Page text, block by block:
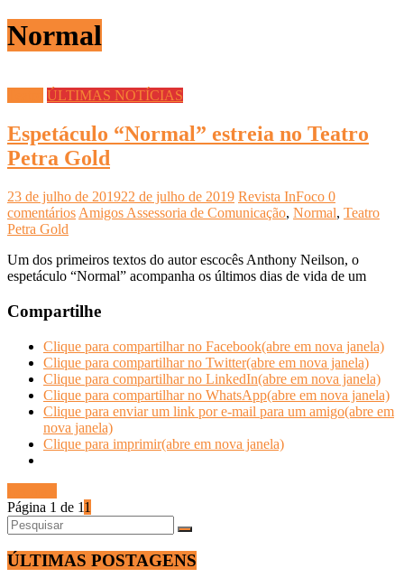
Normal
ÚLTIMAS NOTÍCIAS
Espetáculo “Normal” estreia no Teatro
Petra Gold
23 de julho de 201922 de julho de 2019 Revista InFoco 0
comentários Amigos Assessoria de Comunicação, Normal, Teatro
Petra Gold
Um dos primeiros textos do autor escocês Anthony Neilson, o
espetáculo “Normal” acompanha os últimos dias de vida de um
Compartilhe
Clique para compartilhar no Facebook(abre em nova janela)
Clique para compartilhar no Twitter(abre em nova janela)
Clique para compartilhar no LinkedIn(abre em nova janela)
Clique para compartilhar no WhatsApp(abre em nova janela)
Clique para enviar um link por e-mail para um amigo(abre em
nova janela)
Clique para imprimir(abre em nova janela)
Página 1 de 11
ÚLTIMAS POSTAGENS